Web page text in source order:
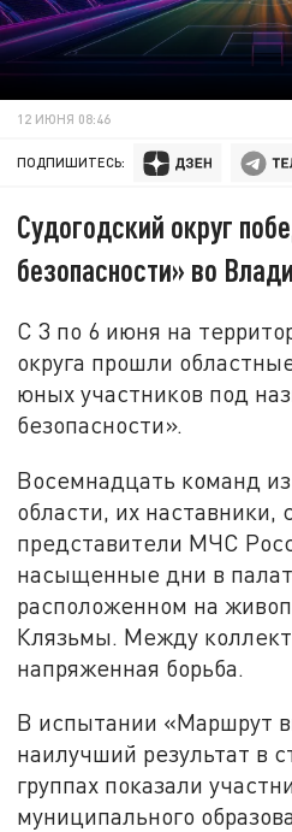
12 ИЮНЯ 08:46
ПОДПИШИТЕСЬ:
Судогодский округ
безопасности» во
С 3 по 6 июня на
округа прошли
юных участников под
безопасности».
Восемнадцать команд
области, их наставники,
представители МЧС
насыщенные дни в
расположенном на
Клязьмы. Между
напряженная борьба.
В испытании «Маршрут
наилучший результат в
группах показали
муниципального